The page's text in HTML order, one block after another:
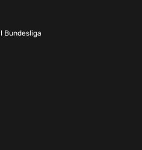
Bundesliga